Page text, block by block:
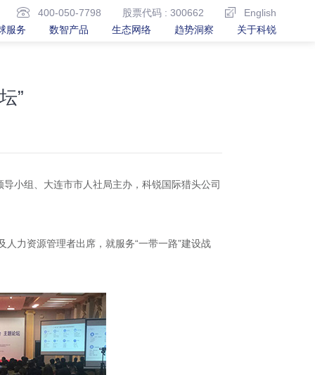
400-050-7798 股票代码 : 300662
English
服务 数智产品 生态网络 趋势洞察 关于科锐
”
小组、大连市市人社局主办，科锐国际猎头公司
力资源管理者出席，就服务“一带一路”建设战